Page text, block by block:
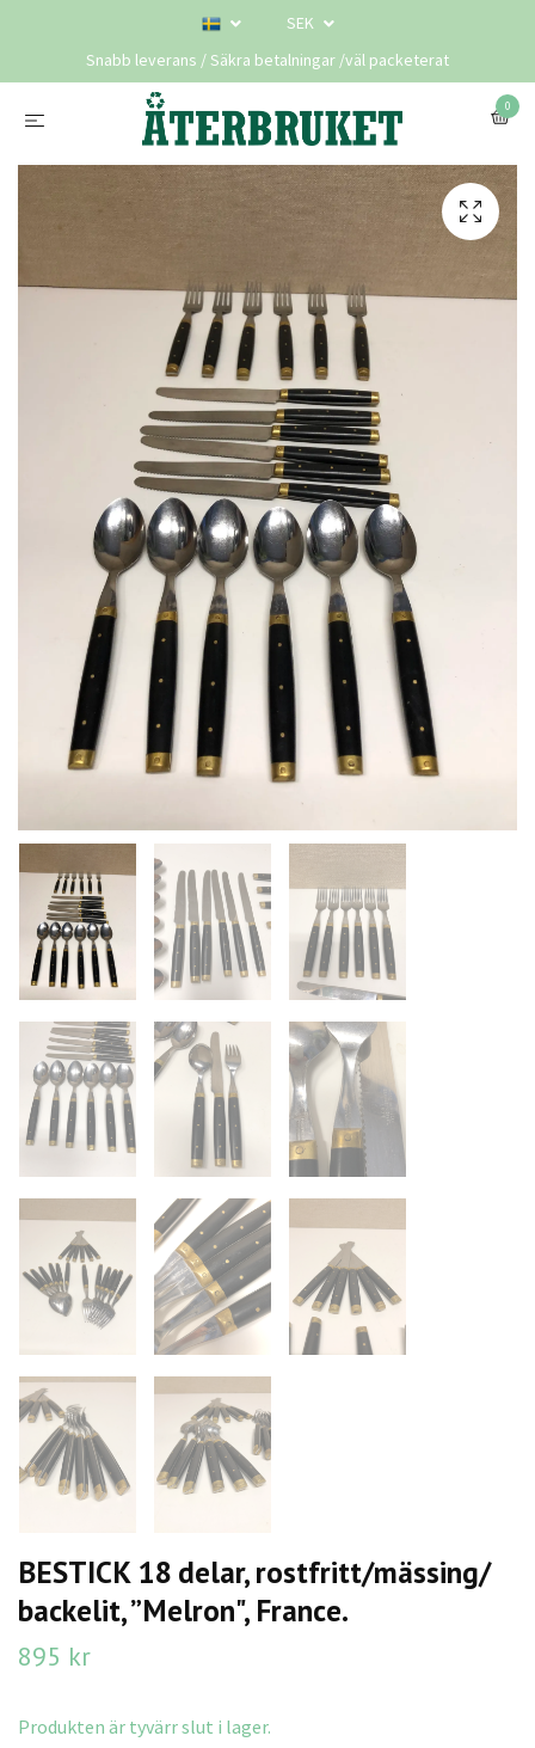
SEK
Snabb leverans / Säkra betalningar /väl packeterat
0
BESTICK 18 delar, rostfritt/mässing/
backelit, ”Melron", France.
895 kr
Produkten är tyvärr slut i lager.